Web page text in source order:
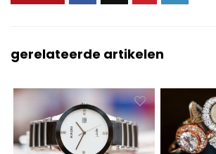
gerelateerde artikelen